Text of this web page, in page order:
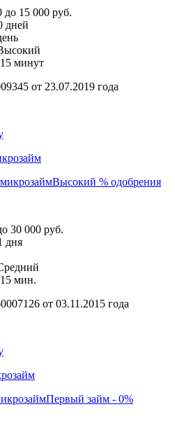
до 15 000 руб.
дней
минут
от 23.07.2019 года
Высокий % одобрения
30 000 руб.
дня
мин.
от 03.11.2015 года
Первый займ - 0%